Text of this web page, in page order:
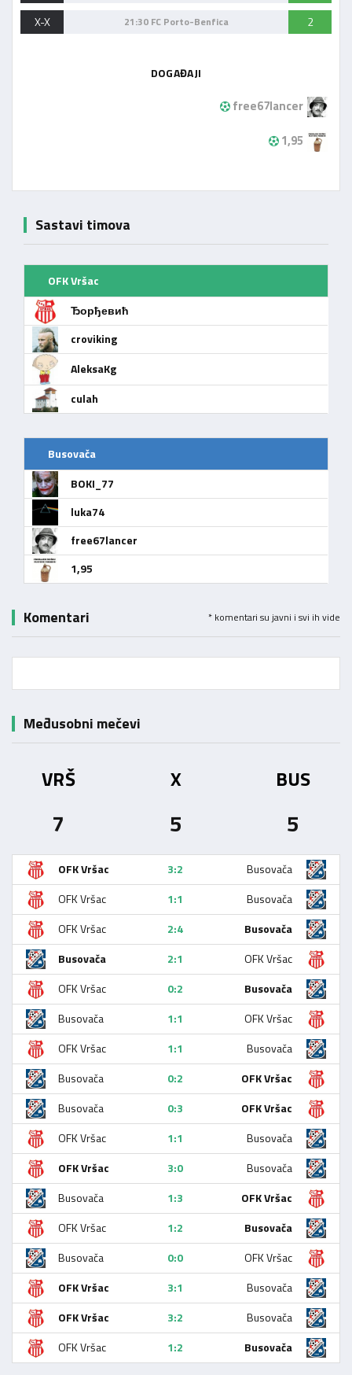
X-X
21:30 FC Porto-Benfica 2
DOGAĐAJI
free67lancer
1,95
Sastavi timova
OFK Vršac
Ђорђевић
croviking
AleksaKg
culah
Busovača
BOKI_77
luka74
free67lancer
1,95
Komentari * komentari su javni i svi ih vide
Međusobni mečevi
VRŠ X BUS
7 5 5
OFK Vršac 3:2
Busovača
OFK Vršac
1:1
Busovača
OFK Vršac
2:4
Busovača
Busovača
2:1
OFK Vršac
OFK Vršac
0:2
Busovača
Busovača
1:1
OFK Vršac
OFK Vršac
1:1
Busovača
Busovača
0:2
OFK Vršac
Busovača
0:3
OFK Vršac
OFK Vršac
1:1
Busovača
OFK Vršac
3:0
Busovača
Busovača
1:3
OFK Vršac
OFK Vršac
1:2
Busovača
Busovača
0:0
OFK Vršac
OFK Vršac
3:1
Busovača
OFK Vršac
3:2
Busovača
OFK Vršac
1:2 Busovača